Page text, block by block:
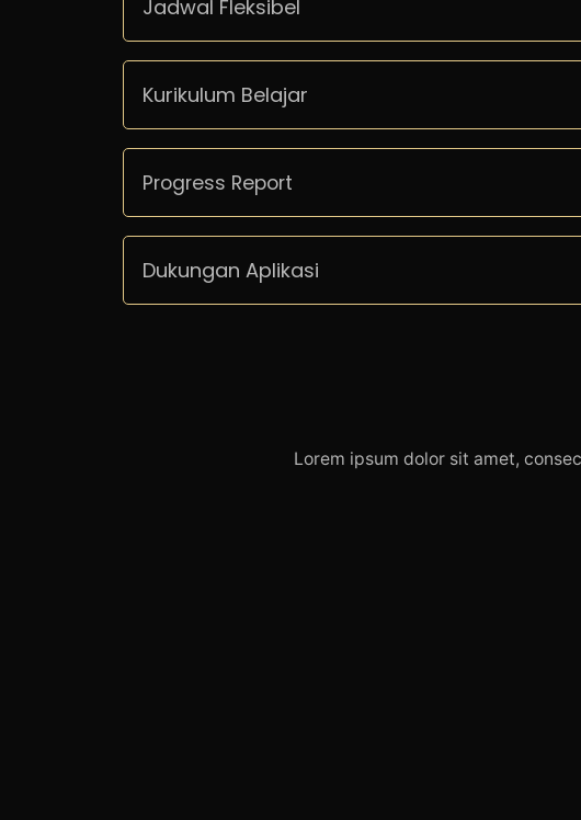
Jadwal Fleksibel
Kurikulum Belajar
Progress Report
Dukungan Aplikasi
Lorem ipsum dolor sit amet,